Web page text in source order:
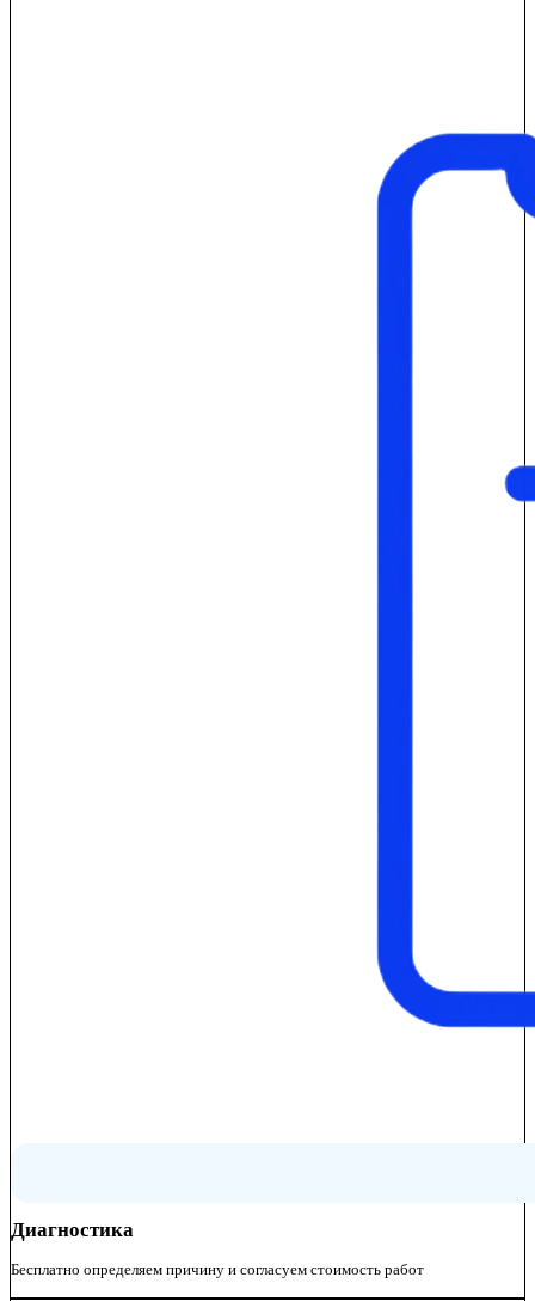
Диагностика
Бесплатно определяем причину и согласуем стоимость работ